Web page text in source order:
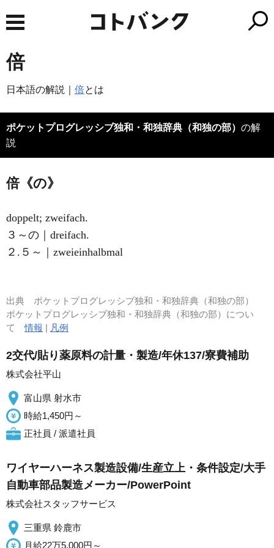
倍
日本語の解説｜ 倍とは
ポケットプログレッシブ独和・和独辞典（和独の部） の解
説
倍《の》
doppelt; zweifach.
３～の｜dreifach.
２.５～｜zweieinhalbmal
出典 ポケットプログレッシブ独和・和独辞典（和独の部）
ポケットプログレッシブ独和・和独辞典（和独の部）につい
て情報 | 凡例
2交代/貼り薬原料の計量・製造/年休137/寮費補助
株式会社平山
富山県 射水市
時給1,450円～
正社員 / 派遣社員
ワイヤーハーネス製造設備/生産立上・条件設定/大手
自動車部品製造メーカー/PowerPoint
株式会社スタッフサービス
三重県 鈴鹿市
月給22万5,000円～